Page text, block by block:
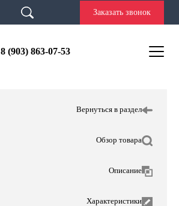
Заказать звонок
8 (903) 863-07-53
Вернуться в раздел
Обзор товара
Описание
Характеристики